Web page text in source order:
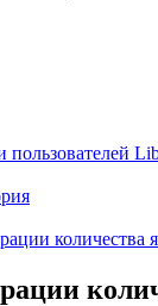
количества